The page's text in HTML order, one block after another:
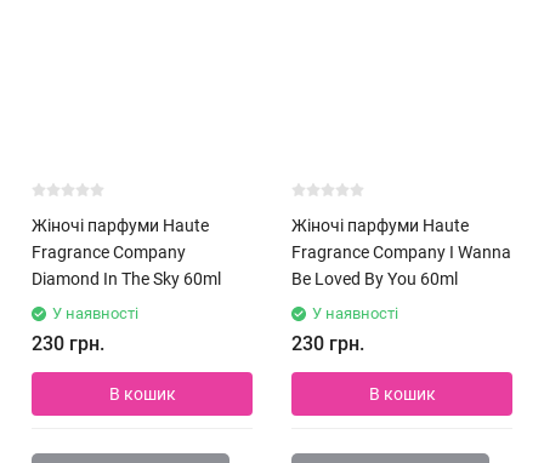
Жіночі парфуми Haute
Fragrance Company
Diamond In The Sky 60ml
У наявності
230 грн.
В кошик
Жіночі парфуми Haute
Fragrance Company I Wanna
Be Loved By You 60ml
У наявності
230 грн.
В кошик